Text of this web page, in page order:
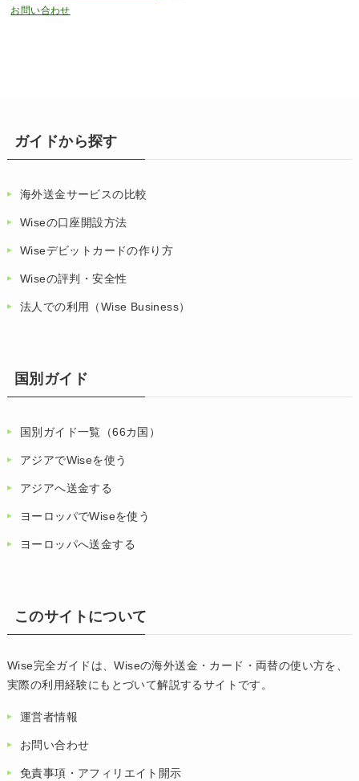
お問い合わせ
ガイドから探す
海外送金サービスの比較
Wiseの口座開設方法
Wiseデビットカードの作り方
Wiseの評判・安全性
法人での利用（Wise Business）
国別ガイド
国別ガイド一覧（66カ国）
アジアでWiseを使う
アジアへ送金する
ヨーロッパでWiseを使う
ヨーロッパへ送金する
このサイトについて
Wise完全ガイドは、Wiseの海外送金・カード・両替の使い方を、
実際の利用経験にもとづいて解説するサイトです。
運営者情報
お問い合わせ
免責事項・アフィリエイト開示